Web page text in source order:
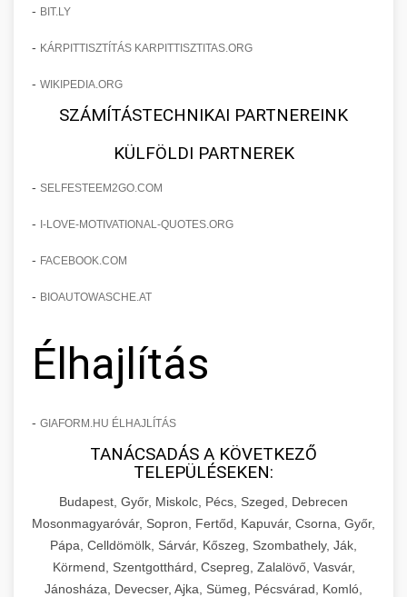
- BIT.LY
- KÁRPITTISZTÍTÁS KARPITTISZTITAS.ORG
- WIKIPEDIA.ORG
SZÁMÍTÁSTECHNIKAI PARTNEREINK
KÜLFÖLDI PARTNEREK
- SELFESTEEM2GO.COM
- I-LOVE-MOTIVATIONAL-QUOTES.ORG
- FACEBOOK.COM
- BIOAUTOWASCHE.AT
Élhajlítás
- GIAFORM.HU ÉLHAJLÍTÁS
TANÁCSADÁS A KÖVETKEZŐ
TELEPÜLÉSEKEN:
Budapest, Győr, Miskolc, Pécs, Szeged, Debrecen
Mosonmagyaróvár, Sopron, Fertőd, Kapuvár, Csorna, Győr,
Pápa, Celldömölk, Sárvár, Kőszeg, Szombathely, Ják,
Körmend, Szentgotthárd, Csepreg, Zalalövő, Vasvár,
Jánosháza, Devecser, Ajka, Sümeg, Pécsvárad, Komló,